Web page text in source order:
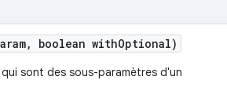
, boolean withOptional)
qui sont des sous-paramètres d'un